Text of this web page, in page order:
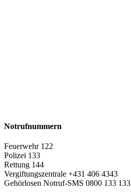
Notrufnummern
Feuerwehr 122
Polizei 133
Rettung 144
Vergiftungszentrale +431 406 4343
Gehörlosen Notruf-SMS 0800 133 133